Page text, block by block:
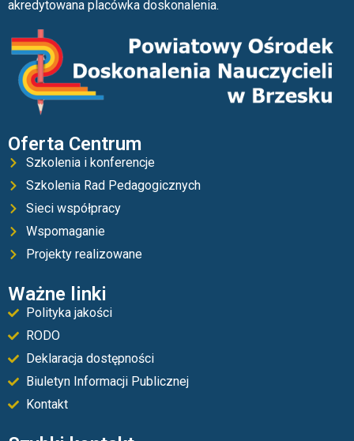
akredytowana placówka doskonalenia.
Oferta Centrum
Szkolenia i konferencje
Szkolenia Rad Pedagogicznych
Sieci współpracy
Wspomaganie
Projekty realizowane
Ważne linki
Polityka jakości
RODO
Deklaracja dostępności
Biuletyn Informacji Publicznej
Kontakt